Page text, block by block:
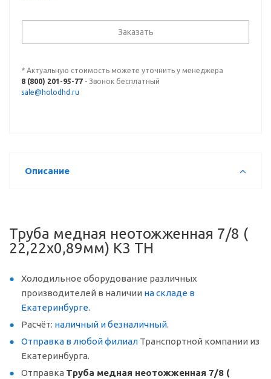
Заказать
* Актуальную стоимость можете уточнить у менеджера
8 (800) 201-95-77 - Звонок бесплатный
sale@holodhd.ru
Описание
Труба медная неотожженная 7/8 (
22,22x0,89мм) K3 TH
Холодильное оборудование различных
производителей в наличии на складе в
Екатеринбурге.
Расчёт: наличный и безналичный.
Отправка в любой филиал Транспортной компании из
Екатеринбурга.
Отправка Труба медная неотожженная 7/8 (